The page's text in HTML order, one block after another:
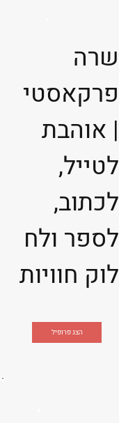
שרה
פרקאסטי
| אוהבת
לטייל,
לכתוב,
לספר ולח
לוק חוויות
הצג פרופיל